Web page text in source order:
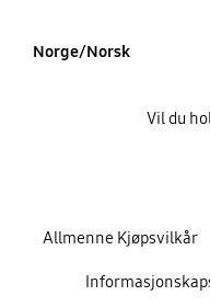
Norge/Norsk
Allmenne Kjøpsvilkår
Vil du